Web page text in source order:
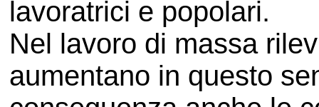
lavoratrici e popolari.
Nel lavoro di massa
aumentano in questo